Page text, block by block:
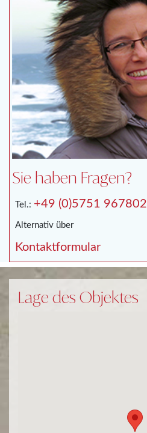
Sie haben Fragen?
Tel.: +49 (0)5751 967802
Alternativ über
Kontaktformular
Lage des Objektes